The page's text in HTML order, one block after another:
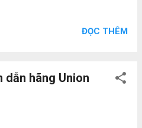
50% khi xác nhận đặt hàng
thiết bị và phụ kiện ngành điện,
sản phẩm theo máy. Vì là hàng
Đạt Nguyễn • Tel : 0886497585
ĐỌC THÊM
dẫn hãng Union